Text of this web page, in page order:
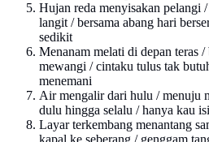
Hujan reda menyisakan pelangi
langit / bersama abang hari
sedikit
Menanam melati di depan teras
mewangi / cintaku tulus tak
menemani
Air mengalir dari hulu / menuju
dulu hingga selalu / hanya kau
Layar terkembang menantang
kapal ke seberang / genggam